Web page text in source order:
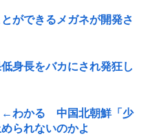
ができるメガネが開発さ
身長をバカにされ発狂し
←わかる 中国北朝鮮「少
られないのかよ